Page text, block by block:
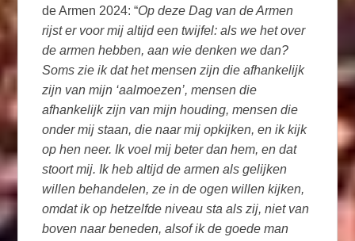
de Armen 2024: “Op deze Dag van de Armen
rijst er voor mij altijd een twijfel: als we het over
de armen hebben, aan wie denken we dan?
Soms zie ik dat het mensen zijn die afhankelijk
zijn van mijn ‘aalmoezen’, mensen die
afhankelijk zijn van mijn houding, mensen die
onder mij staan, die naar mij opkijken, en ik kijk
op hen neer. Ik voel mij beter dan hem, en dat
stoort mij. Ik heb altijd de armen als gelijken
willen behandelen, ze in de ogen willen kijken,
omdat ik op hetzelfde niveau sta als zij, niet van
boven naar beneden, alsof ik de goede man